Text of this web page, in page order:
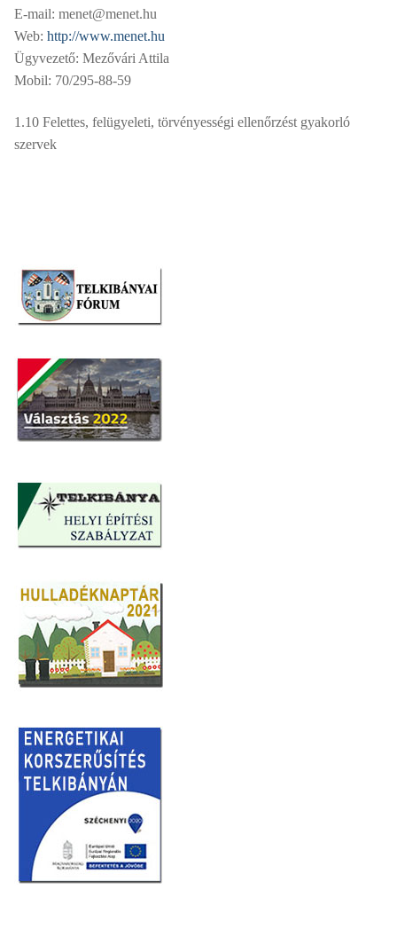
E-mail: menet@menet.hu
Web: http://www.menet.hu
Ügyvezető: Mezővári Attila
Mobil: 70/295-88-59
1.10 Felettes, felügyeleti, törvényességi ellenőrzést gyakorló
szervek